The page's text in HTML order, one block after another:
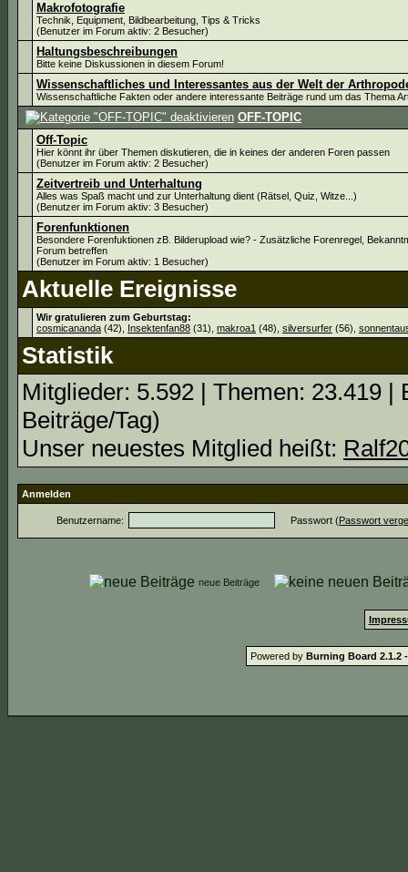
Makrofotografie
Technik, Equipment, Bildbearbeitung, Tips & Tricks
(Benutzer im Forum aktiv: 2 Besucher)
Haltungsbeschreibungen
Bitte keine Diskussionen in diesem Forum!
Wissenschaftliches und Interessantes aus der Welt der
Wissenschaftliche Fakten oder andere interessante Beiträge rund um das Thema
OFF-TOPIC
Off-Topic
Hier könnt ihr über Themen diskutieren, die in keines der anderen Foren passen
(Benutzer im Forum aktiv: 2 Besucher)
Zeitvertreib und Unterhaltung
Alles was Spaß macht und zur Unterhaltung dient (Rätsel, Quiz, Witze...)
(Benutzer im Forum aktiv: 3 Besucher)
Forenfunktionen
Besondere Forenfuktionen zB. Bilderupload wie? - Zusätzliche Forenregel,
Forum betreffen
(Benutzer im Forum aktiv: 1 Besucher)
Aktuelle Ereignisse
Wir gratulieren zum Geburtstag:
cosmicananda (42), Insektenfan88 (31), makroa1 (48), silversurfer (56),
Statistik
Mitglieder: 5.592 | Themen: 23.419
Beiträge/Tag)
Unser neuestes Mitglied heißt:
Anmelden
Benutzername: Passwort (Passwort
neue Beiträge
Powered by Burning Board 2.1.2